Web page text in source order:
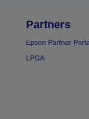
Partners
Epson Partner
LPGA